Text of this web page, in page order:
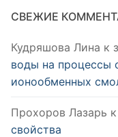
СВЕЖИЕ
Кудряшова Лина к
воды на процессы
ионообменных
Прохоров Лазарь
свойства